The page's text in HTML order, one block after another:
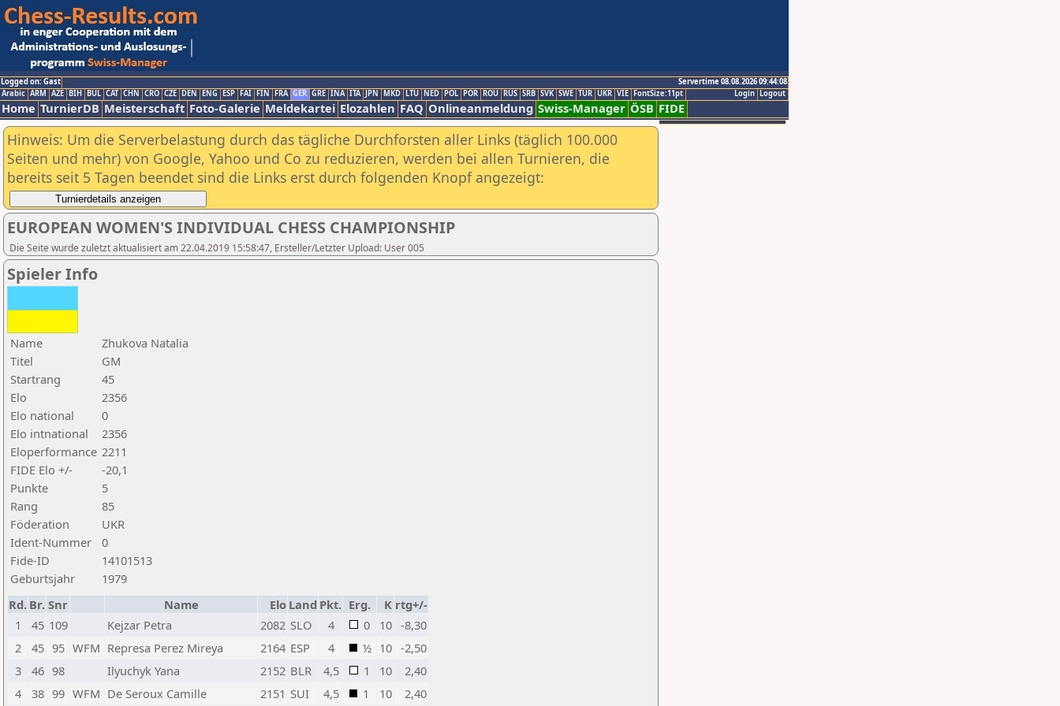
Logged on: Gast
Servertime 08.08.2026 09:44:08
Logout
Login
Arabic ARM AZE BIH BUL CAT CHN CRO CZE DEN ENG ESP FAI FIN FRA GER GRE INA ITA JPN MKD LTU NED POL POR ROU RUS SRB SVK SWE TUR UKR VIE FontSize:11pt
Home TurnierDB Meisterschaft Foto-Galerie Meldekartei Elozahlen FAQ Onlineanmeldung Swiss-Manager ÖSB FIDE
Hinweis: Um die Serverbelastung durch das tägliche Durchforsten aller Links (täglich 100.000
Seiten und mehr) von Google, Yahoo und Co zu reduzieren, werden bei allen Turnieren, die
bereits seit 5 Tagen beendet sind die Links erst durch folgenden Knopf angezeigt:
EUROPEAN WOMEN'S INDIVIDUAL CHESS CHAMPIONSHIP
Die Seite wurde zuletzt aktualisiert am 22.04.2019 15:58:47, Ersteller/Letzter Upload: User 005
Spieler Info
Name
Zhukova Natalia
Titel
GM
Startrang
45
Elo
2356
Elo national
0
Elo intnational
2356
Eloperformance 2211
FIDE Elo +/-
-20,1
Punkte
5
Rang
85
Föderation
UKR
Ident-Nummer
0
Fide-ID
14101513
Geburtsjahr
1979
Rd. Br. Snr Name Elo Land Pkt. Erg. K rtg+/-
1
45 109 Kejzar Petra 2082 SLO 4 0 10 -8,30
2
45 95 WFM Represa Perez Mireya 2164 ESP 4 ½ 10 -2,50
3
46 98 Ilyuchyk Yana 2152 BLR 4,5 1 10
2,40
4
38 99 WFM De Seroux Camille 2151 SUI 4,5 1 10 2,40